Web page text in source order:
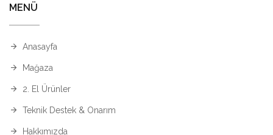
MENÜ
Anasayfa
Mağaza
2. El Ürünler
Teknik Destek & Onarım
Hakkımızda